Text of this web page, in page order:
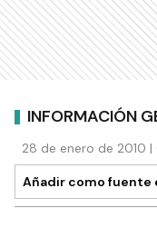
INFORMACIÓN
28 de enero de 2010 |
Añadir como fuente